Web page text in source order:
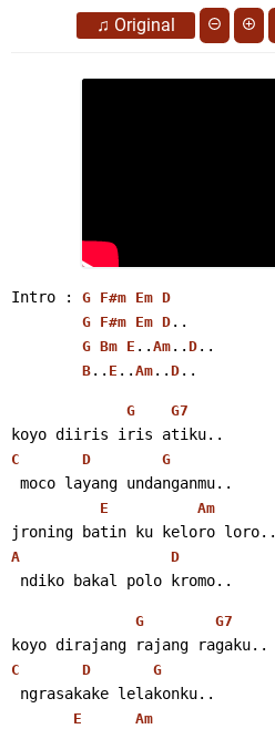
♫ Original
Intro : G F#m Em D
G F#m Em D ..
G Bm E .. Am .. D ..
B .. E .. Am .. D ..
G G7
koyo diiris iris atiku..
C D G
moco layang undanganmu..
E Am
jroning batin ku keloro loro..
A D
ndiko bakal polo kromo..
G G7
koyo dirajang rajang ragaku..
C D G
ngrasakake lelakonku..
E Am